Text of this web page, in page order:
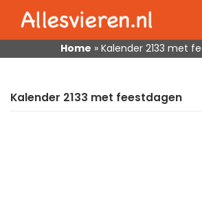
content
Home » Kalender 2133 met
Kalender 2133 met feestdagen